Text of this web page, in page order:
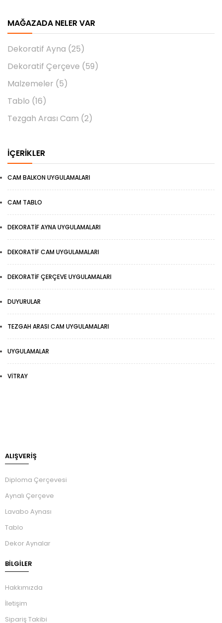
MAĞAZADA NELER VAR
Dekoratif Ayna (25)
Dekoratif Çerçeve (59)
Malzemeler (5)
Tablo (16)
Tezgah Arası Cam (2)
İÇERIKLER
CAM BALKON UYGULAMALARI
CAM TABLO
DEKORATIF AYNA UYGULAMALARI
DEKORATIF CAM UYGULAMALARI
DEKORATIF ÇERÇEVE UYGULAMALARI
DUYURULAR
TEZGAH ARASI CAM UYGULAMALARI
UYGULAMALAR
VITRAY
ALIŞVERİŞ
Diploma Çerçevesi
Aynalı Çerçeve
Lavabo Aynası
Tablo
Dekor Aynalar
BILGILER
Hakkımızda
İletişim
Sipariş Takibi